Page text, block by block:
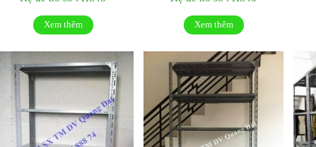
Xem thêm Xem thêm